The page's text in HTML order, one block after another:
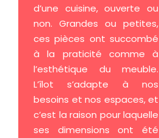
d’une cuisine, ouverte ou
non. Grandes ou petites,
ces pièces ont succombé
à la praticité comme à
l’esthétique du meuble.
L’îlot s’adapte à nos
besoins et nos espaces, et
c’est la raison pour laquelle
ses dimensions ont été